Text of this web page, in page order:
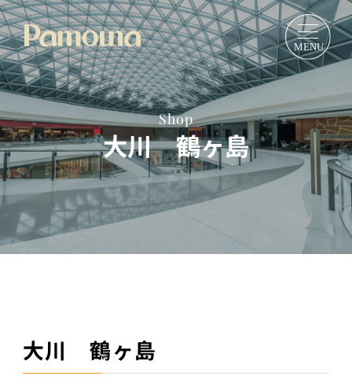
Shop
大川 鶴ヶ島
大川 鶴ヶ島